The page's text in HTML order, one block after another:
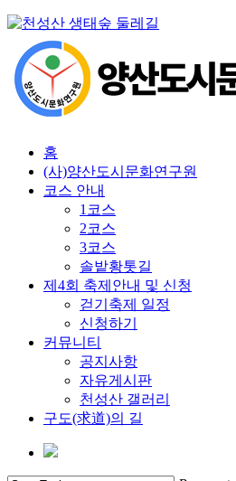
Skip
main
content
홈
(사)양산도시문화연구원
코스 안내
1코스
2코스
3코스
솔밭황톳길
제4회 축제안내 및 신청
걷기축제 일정
신청하기
커뮤니티
공지사항
자유게시판
천성산 갤러리
구도(求道)의 길